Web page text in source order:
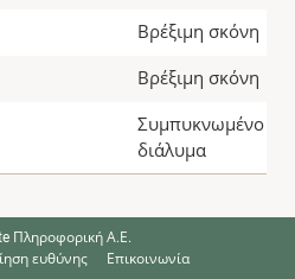
Βρέξιμη σκόνη
Βρέξιμη σκόνη
Συμπυκνωμένο
διάλυμα
Πληροφορική Α.Ε.
ευθύνης Επικοινωνία